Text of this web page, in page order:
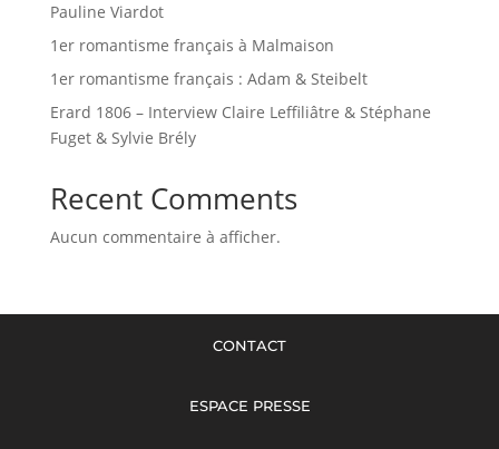
Pauline Viardot
1er romantisme français à Malmaison
1er romantisme français : Adam & Steibelt
Erard 1806 – Interview Claire Leffiliâtre & Stéphane
Fuget & Sylvie Brély
Recent Comments
Aucun commentaire à afficher.
CONTACT
ESPACE PRESSE